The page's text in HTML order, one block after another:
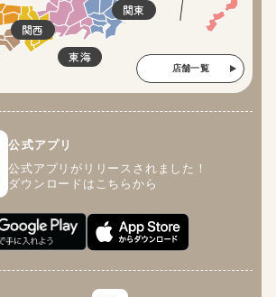
関東
東海
関西
店舗一覧
公式アプリ
公式アプリがリリースされました！
ダウンロードはこちらから